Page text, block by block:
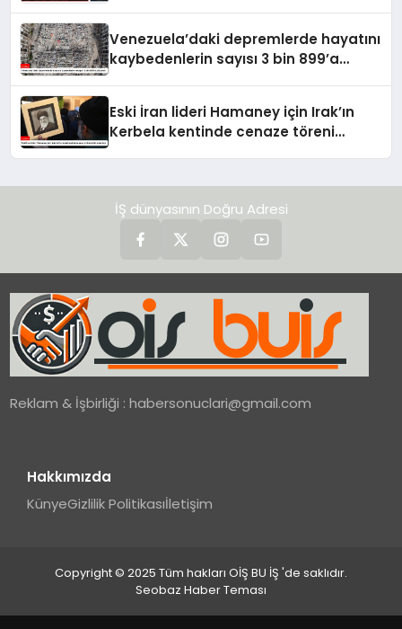
Venezuela’daki depremlerde hayatını
kaybedenlerin sayısı 3 bin 899’a
Eski İran lideri Hamaney için Irak’ın
Kerbela kentinde cenaze töreni
İŞ dünyasının Doğru Adresi
Reklam & İşbirliği :habersonuclari@gmail.com
Hakkımızda
KünyeGizlilik Politikasıİletişim
Copyright © 2025 Tüm hakları OİŞ BU İŞ 'de saklıdır.
Seobaz Haber Teması